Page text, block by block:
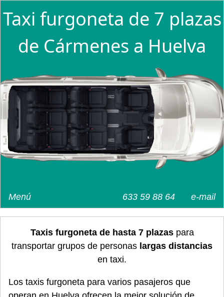
Taxi furgoneta de 7 plazas
de Cármenes a Huelva
e-mail
633 59 88 64
Menú
Taxis furgoneta de hasta 7 plazaspara
transportar grupos de personas largas distancias
en taxi.
Los taxis furgoneta para varios pasajeros que